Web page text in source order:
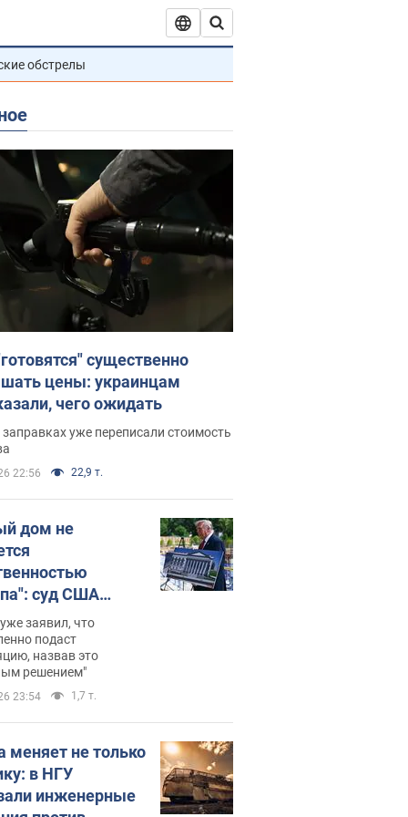
обстрелы
существенно
цены: украинцам
чего ожидать
уже переписали стоимость
22:56 22,9 т.
дом не
суд США
зала
400 млн
заявил, что
подаст
назвав это
решением"
23:54 1,7 т.
меняет не только
в НГУ
инженерные